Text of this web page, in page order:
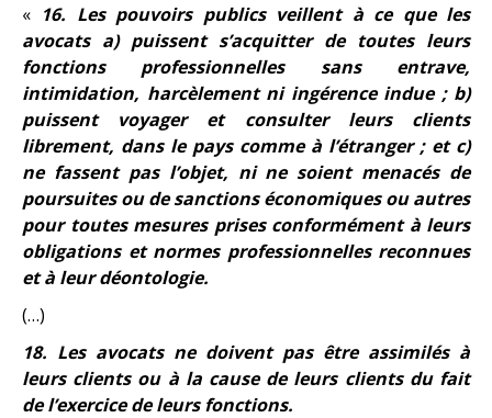
« 16. Les pouvoirs publics veillent à ce que les
avocats a) puissent s’acquitter de toutes leurs
fonctions professionnelles sans entrave,
intimidation, harcèlement ni ingérence indue ; b)
puissent voyager et consulter leurs clients
librement, dans le pays comme à l’étranger ; et c)
ne fassent pas l’objet, ni ne soient menacés de
poursuites ou de sanctions économiques ou autres
pour toutes mesures prises conformément à leurs
obligations et normes professionnelles reconnues
et à leur déontologie.
(…)
18. Les avocats ne doivent pas être assimilés à
leurs clients ou à la cause de leurs clients du fait
de l’exercice de leurs fonctions.